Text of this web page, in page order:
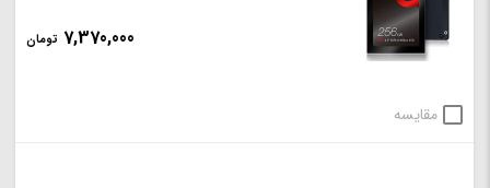
7,370,000 تومان
مقایسه